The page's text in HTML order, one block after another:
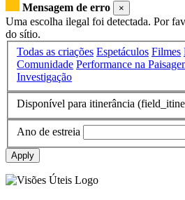
Mensagem de erro ×
Uma escolha ilegal foi detectada. Por
do sítio.
Todas as criações Espetáculos Filmes
Comunidade Performance na
Investigação
Disponível para itinerância
Ano de estreia
Apply